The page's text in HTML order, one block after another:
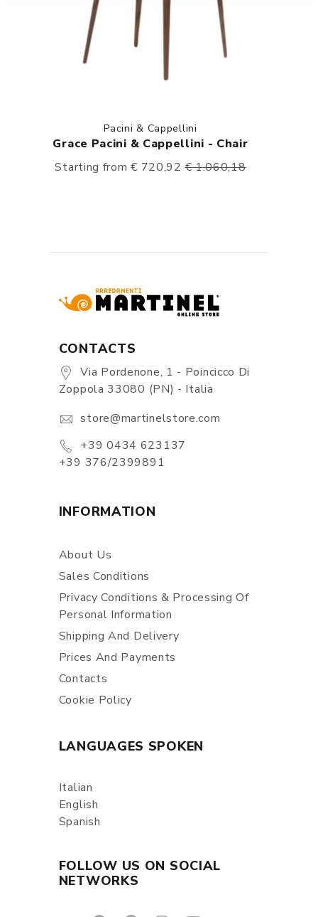
Pacini & Cappellini
Grace Pacini & Cappellini - Chair
Starting from € 720,92€ 1.060,18
CONTACTS
Via Pordenone, 1 - Poincicco Di
Zoppola 33080 (PN) - Italia
store@martinelstore.com
+39 0434 623137
+39 376/2399891
INFORMATION
About Us
Sales Conditions
Privacy Conditions & Processing Of
Personal Information
Shipping And Delivery
Prices And Payments
Contacts
Cookie Policy
LANGUAGES SPOKEN
Italian
English
Spanish
FOLLOW US ON SOCIAL
NETWORKS